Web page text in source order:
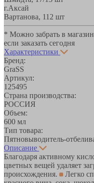
г.Аксай
Вартанова, 11 2 шт
* Можно забрать в
если заказать сегодня
Характеристики
Бренд:
GraSS
Артикул:
125495
Страна производства:
РОССИЯ
Объем:
600 мл
Тип товара:
Пятновыводитель-
Описание
Благодаря активному
цветных вещей удаляет
происхождения.
Легко